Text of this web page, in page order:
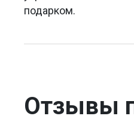
подарком.
Отзывы